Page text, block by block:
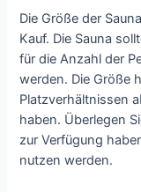
Die Größe der
Kauf. Die Sauna
für die Anzahl der
werden. Die Größe
Platzverhältnissen
haben. Überlegen
zur Verfügung
nutzen werden.